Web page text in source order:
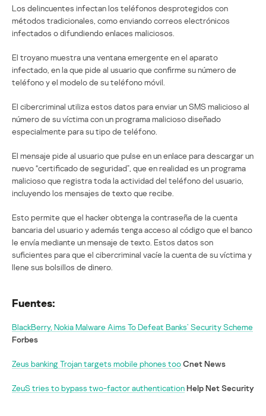
Los delincuentes infectan los teléfonos desprotegidos con
métodos tradicionales, como enviando correos electrónicos
infectados o difundiendo enlaces maliciosos.
El troyano muestra una ventana emergente en el aparato
infectado, en la que pide al usuario que confirme su número de
teléfono y el modelo de su teléfono móvil.
El cibercriminal utiliza estos datos para enviar un SMS malicioso al
número de su víctima con un programa malicioso diseñado
especialmente para su tipo de teléfono.
El mensaje pide al usuario que pulse en un enlace para descargar un
nuevo “certificado de seguridad”, que en realidad es un programa
malicioso que registra toda la actividad del teléfono del usuario,
incluyendo los mensajes de texto que recibe.
Esto permite que el hacker obtenga la contraseña de la cuenta
bancaria del usuario y además tenga acceso al código que el banco
le envía mediante un mensaje de texto. Estos datos son
suficientes para que el cibercriminal vacíe la cuenta de su víctima y
llene sus bolsillos de dinero.
Fuentes:
BlackBerry, Nokia Malware Aims To Defeat Banks’ Security Scheme
Forbes
Zeus banking Trojan targets mobile phones tooCnet News
ZeuS tries to bypass two-factor authenticationHelp Net Security